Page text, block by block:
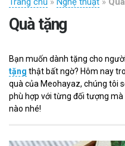
Quà tặng
Bạn muốn dành tặng cho
tặng thật bất ngờ? Hôm nay
quà của Meohayaz, chúng tôi
phù hợp với từng đối tượng
nào nhé!